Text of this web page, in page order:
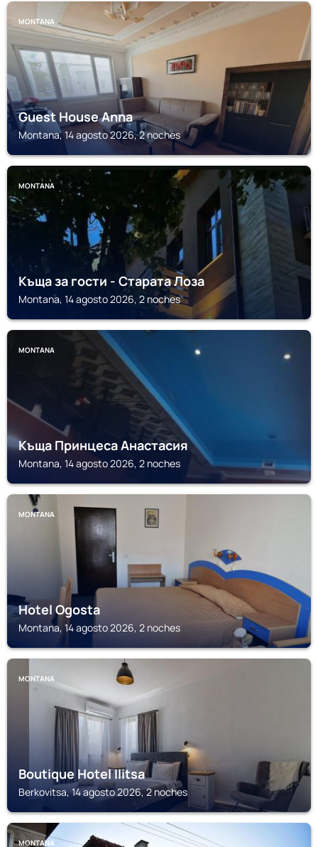
MONTANA
Guest House Anna
Montana, 14 agosto 2026, 2 noches
MONTANA
Къща за гости - Старата Лоза
Montana, 14 agosto 2026, 2 noches
MONTANA
Къща Принцеса Анастасия
Montana, 14 agosto 2026, 2 noches
MONTANA
Hotel Ogosta
Montana, 14 agosto 2026, 2 noches
MONTANA
Boutique Hotel Ilitsa
Berkovitsa, 14 agosto 2026, 2 noches
MONTANA